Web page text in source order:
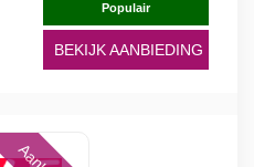
Populair
BEKIJK AANBIEDING